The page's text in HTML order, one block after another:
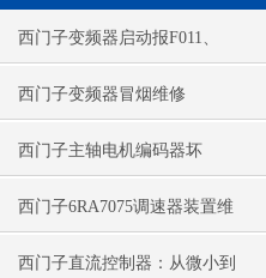
西门子变频器启动报F011、
F015维修
西门子变频器冒烟维修
西门子主轴电机编码器坏
西门子6RA7075调速器装置维
修
西门子直流控制器：从微小到